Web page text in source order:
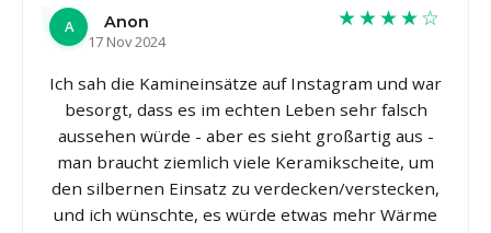
A
Anon
17 Nov 2024
★★★★☆
Ich sah die Kamineinsätze auf Instagram und war
besorgt, dass es im echten Leben sehr falsch
aussehen würde - aber es sieht großartig aus -
man braucht ziemlich viele Keramikscheite, um
den silbernen Einsatz zu verdecken/verstecken,
und ich wünschte, es würde etwas mehr Wärme